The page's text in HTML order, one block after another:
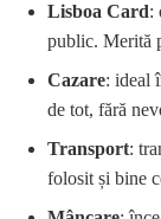
Lisboa Card:
public. Merită
Cazare: ideal
de tot, fără
Transport:
folosit și bine